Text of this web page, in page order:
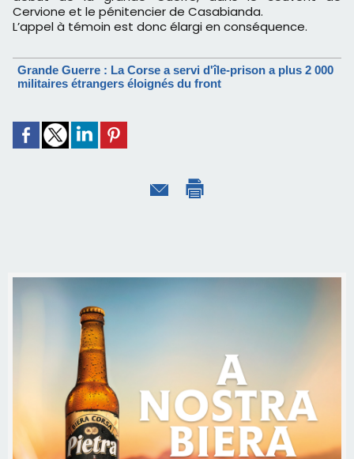
Cervione et le pénitencier de Casabianda.
L’appel à témoin est donc élargi en conséquence.
Grande Guerre : La Corse a servi d'île-prison a plus 2 000
militaires étrangers éloignés du front